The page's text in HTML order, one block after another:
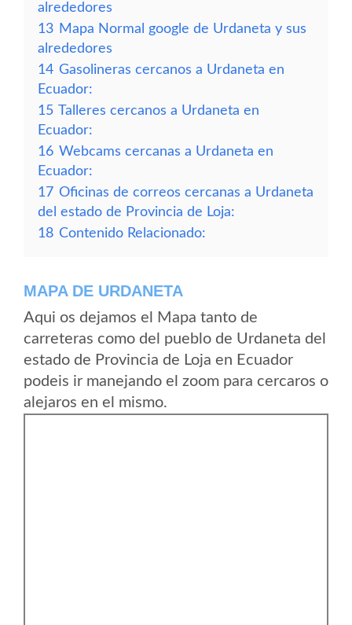
alrededores
13 Mapa Normal google de Urdaneta y sus
alrededores
14 Gasolineras cercanos a Urdaneta en
Ecuador:
15 Talleres cercanos a Urdaneta en
Ecuador:
16 Webcams cercanas a Urdaneta en
Ecuador:
17 Oficinas de correos cercanas a Urdaneta
del estado de Provincia de Loja:
18 Contenido Relacionado:
MAPA DE URDANETA
Aqui os dejamos el Mapa tanto de
carreteras como del pueblo de Urdaneta del
estado de Provincia de Loja en Ecuador
podeis ir manejando el zoom para cercaros o
alejaros en el mismo.